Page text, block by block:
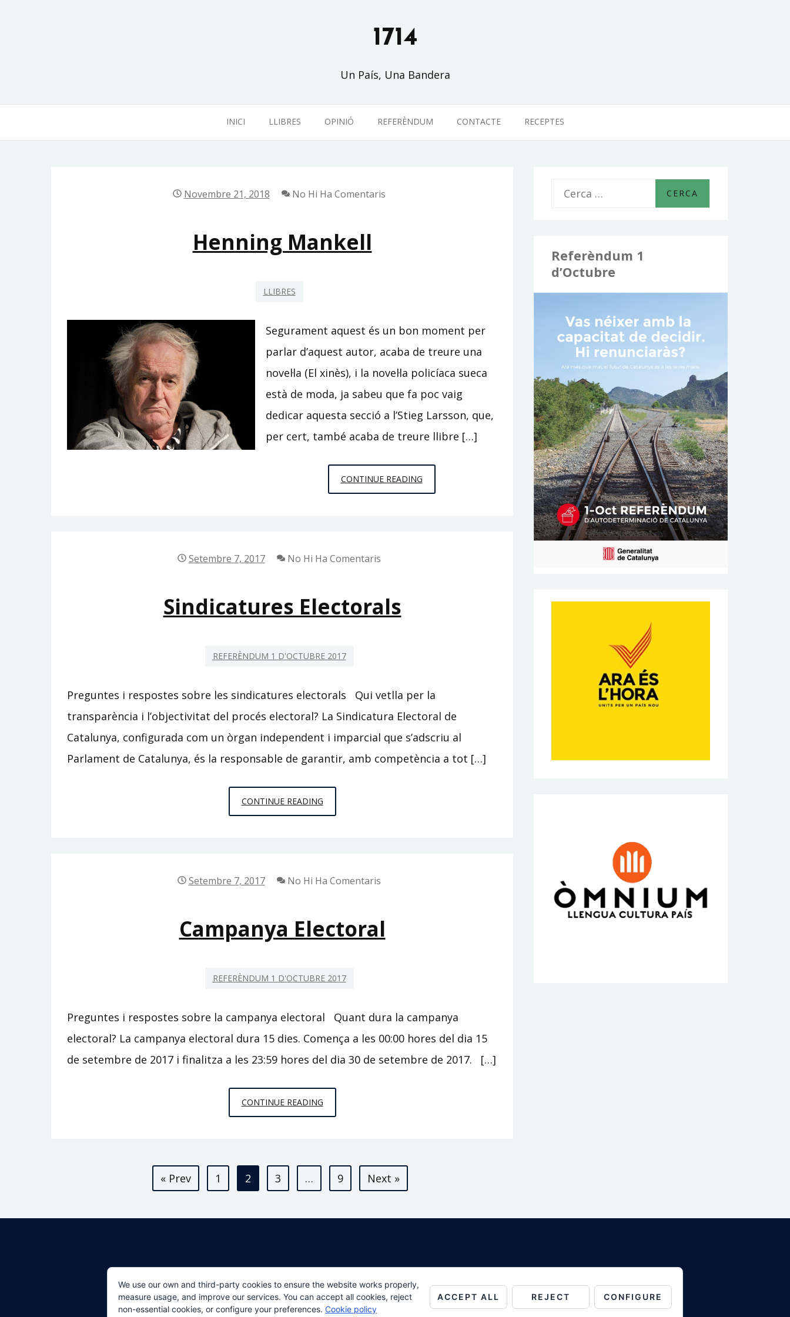
1714
Un País, Una Bandera
INICI LLIBRES OPINIÓ REFERÈNDUM CONTACTE RECEPTES
Novembre 21, 2018 No Hi Ha Comentaris
Henning Mankell
LLIBRES
Segurament aquest és un bon moment per
parlar d’aquest autor, acaba de treure una
novel·la (El xinès), i la novel·la policíaca sueca
està de moda, ja sabeu que fa poc vaig
dedicar aquesta secció a l’Stieg Larsson, que,
per cert, també acaba de treure llibre […]
CONTINUE READINGHENNING
MANKELL
Setembre 7, 2017 No Hi Ha Comentaris
Sindicatures Electorals
REFERÈNDUM 1 D'OCTUBRE 2017
Preguntes i respostes sobre les sindicatures electorals Qui vetlla per la
transparència i l’objectivitat del procés electoral? La Sindicatura Electoral de
Catalunya, configurada com un òrgan independent i imparcial que s’adscriu al
Parlament de Catalunya, és la responsable de garantir, amb competència a tot […]
CONTINUE READINGSINDICATURES
ELECTORALS
Setembre 7, 2017 No Hi Ha Comentaris
Campanya Electoral
REFERÈNDUM 1 D'OCTUBRE 2017
Preguntes i respostes sobre la campanya electoral Quant dura la campanya
electoral? La campanya electoral dura 15 dies. Comença a les 00:00 hores del dia 15
de setembre de 2017 i finalitza a les 23:59 hores del dia 30 de setembre de 2017. […]
CONTINUE READINGCAMPANYA
ELECTORAL
« Prev 1 2 3 … 9 Next »
c
a
:
Referèndum 1
d’Octubre
All Rights Reserved
Proudly powered by WordPress Theme: AeonBlog byAeonWP
We use our own and third-party cookies to ensure the website works properly,
measure usage, and improve our services. You can accept all cookies, reject
non-essential cookies, or configure your preferences. Cookie policy
ACCEPT ALL REJECT CONFIGURE